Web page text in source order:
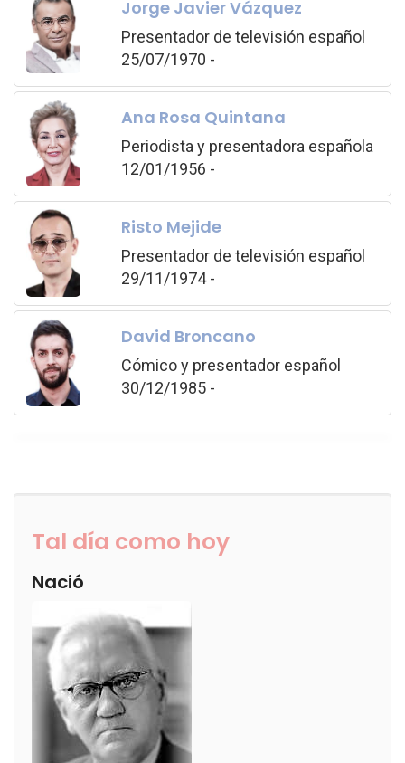
Jorge Javier Vázquez
Presentador de televisión español
25/07/1970 -
Ana Rosa Quintana
Periodista y presentadora española
12/01/1956 -
Risto Mejide
Presentador de televisión español
29/11/1974 -
David Broncano
Cómico y presentador español
30/12/1985 -
Tal día como hoy
Nació